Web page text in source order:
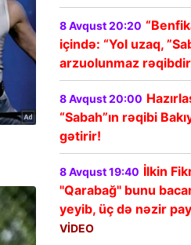
8 Avqust 20:20
içində: “Yol uzaq,
arzuolunmaz
8 Avqust 20:00
“Sabah”ın rəqibi
gətirir!
8 Avqust 19:40 İlkin
"Qarabağ" bunu
yeyib, üç də nəzir
VİDEO